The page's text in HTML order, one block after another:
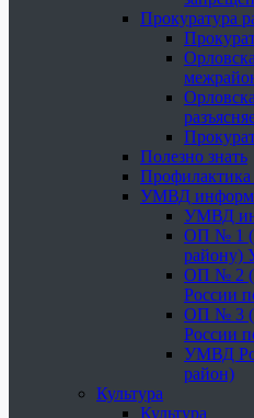
Прокуратура
Полезно знать
УМВД
УМВД
ОП № 1
району)
ОП № 2
России
ОП № 3
России
УМВД
район)
Культура
Культура